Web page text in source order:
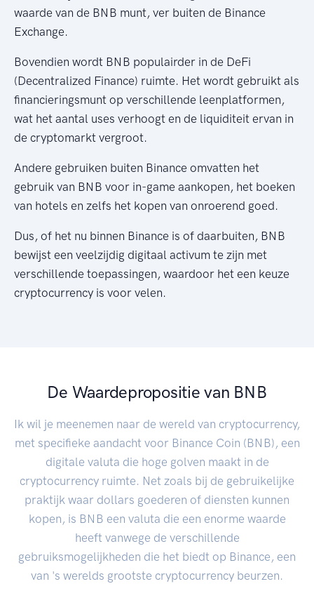
waarde van de BNB munt, ver buiten de Binance
Exchange.
Bovendien wordt BNB populairder in de DeFi
(Decentralized Finance) ruimte. Het wordt gebruikt als
financieringsmunt op verschillende leenplatformen,
wat het aantal uses verhoogt en de liquiditeit ervan in
de cryptomarkt vergroot.
Andere gebruiken buiten Binance omvatten het
gebruik van BNB voor in-game aankopen, het boeken
van hotels en zelfs het kopen van onroerend goed.
Dus, of het nu binnen Binance is of daarbuiten, BNB
bewijst een veelzijdig digitaal activum te zijn met
verschillende toepassingen, waardoor het een keuze
cryptocurrency is voor velen.
De Waardepropositie van BNB
Ik wil je meenemen naar de wereld van cryptocurrency,
met specifieke aandacht voor Binance Coin (BNB), een
digitale valuta die hoge golven maakt in de
cryptocurrency ruimte. Net zoals bij de gebruikelijke
praktijk waar dollars goederen of diensten kunnen
kopen, is BNB een valuta die een enorme waarde
heeft vanwege de verschillende
gebruiksmogelijkheden die het biedt op Binance, een
van 's werelds grootste cryptocurrency beurzen.